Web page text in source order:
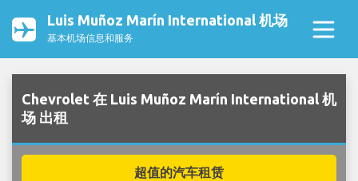
Luis Muñoz Marín International 机场
基本机场信息和服务
Chevrolet 在 Luis Muñoz Marín International 机
场 出租
超值的汽车租赁